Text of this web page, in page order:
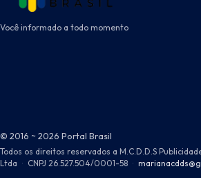
Você informado a todo momento
© 2016 ~ 2026 Portal Brasil
Todos os direitos reservados a M.C.D.D.S
Ltda · CNPJ 26.527.504/0001-58 ·